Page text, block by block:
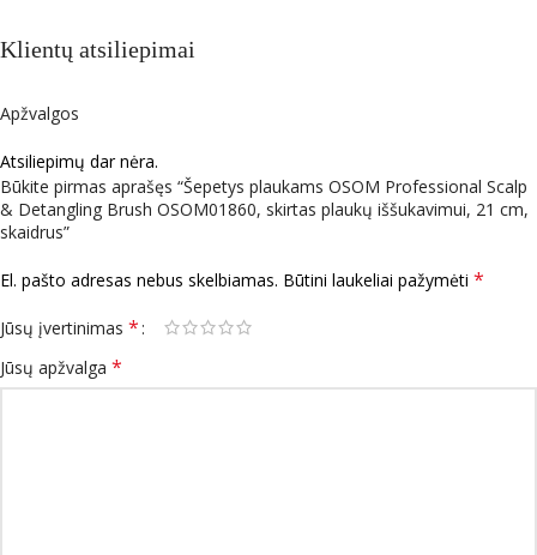
Klientų atsiliepimai
Apžvalgos
Atsiliepimų dar nėra.
Būkite pirmas aprašęs “Šepetys plaukams OSOM Professional Scalp
& Detangling Brush OSOM01860, skirtas plaukų iššukavimui, 21 cm,
skaidrus”
El. pašto adresas nebus skelbiamas. Būtini laukeliai pažymėti *
Jūsų įvertinimas *
Jūsų apžvalga *